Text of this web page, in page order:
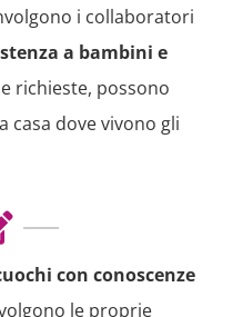
i collaboratori
a bambini e
richieste, possono
casa dove vivono gli
con conoscenze
le proprie